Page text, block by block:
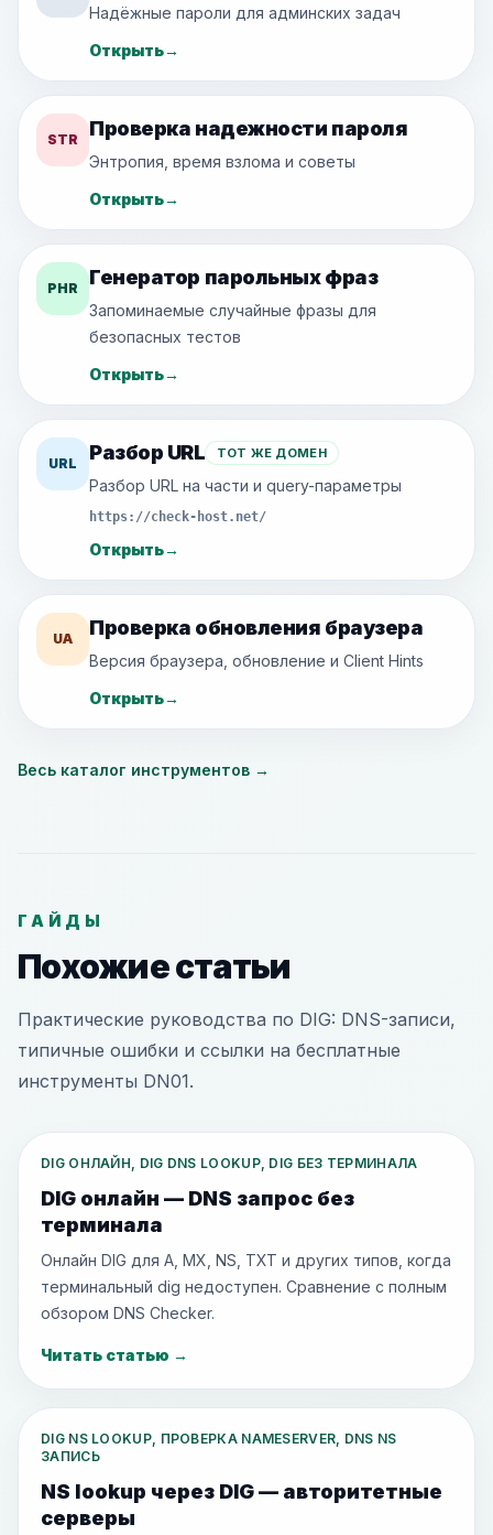
Надёжные пароли для админских задач
Открыть→
STR Проверка надежности пароля
Энтропия, время взлома и советы
Открыть→
PHR Генератор парольных фраз
Запоминаемые случайные фразы для
безопасных тестов
Открыть→
URL Разбор URL ТОТ ЖЕ ДОМЕН
Разбор URL на части и query-параметры
https://check-host.net/
Открыть→
UA Проверка обновления браузера
Версия браузера, обновление и Client Hints
Открыть→
Весь каталог инструментов →
ГАЙДЫ
Похожие статьи
Практические руководства по DIG: DNS-записи,
типичные ошибки и ссылки на бесплатные
инструменты DN01.
DIG ОНЛАЙН, DIG DNS LOOKUP, DIG БЕЗ ТЕРМИНАЛА
DIG онлайн — DNS запрос без
терминала
Онлайн DIG для A, MX, NS, TXT и других типов, когда
терминальный dig недоступен. Сравнение с полным
обзором DNS Checker.
Читать статью →
DIG NS LOOKUP, ПРОВЕРКА NAMESERVER, DNS NS
ЗАПИСЬ
NS lookup через DIG — авторитетные
серверы